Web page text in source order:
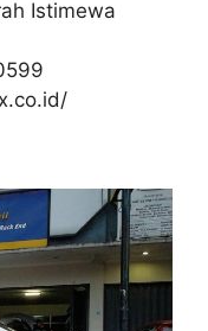
Istimewa